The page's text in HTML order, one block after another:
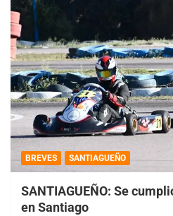
BREVES SANTIAGUEÑO
SANTIAGUEÑO: Se
en Santiago